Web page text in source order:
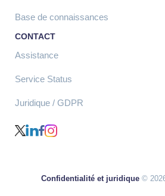
Base de connaissances
CONTACT
Assistance
Service Status
Juridique / GDPR
Confidentialité et juridique©